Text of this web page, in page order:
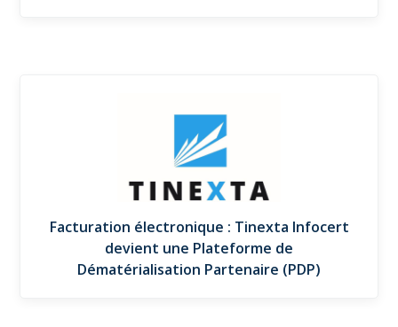
Facturation électronique : Tinexta Infocert
devient une Plateforme de
Dématérialisation Partenaire (PDP)